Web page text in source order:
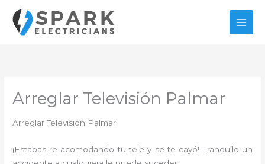
contenido
Arreglar Televisión Palmar
Arreglar Televisión Palmar
¡Estabas re-acomodando tu tele y se te cayó! Tranquilo un